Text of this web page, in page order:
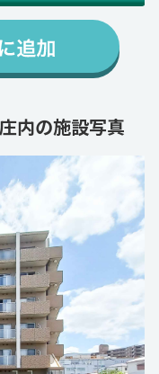
内の施設写真